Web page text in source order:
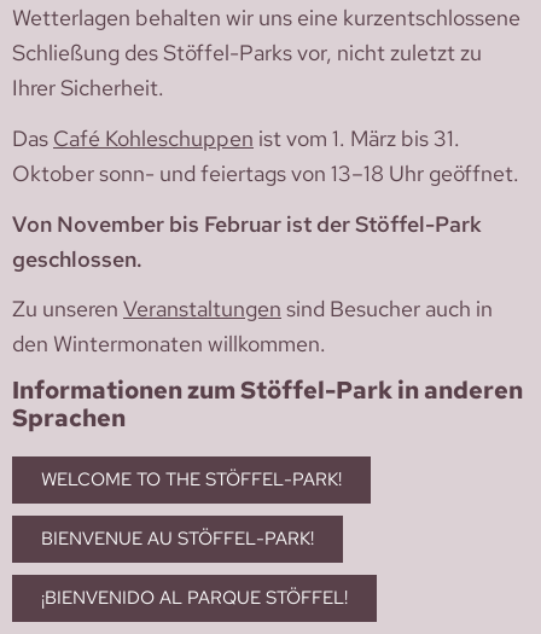
Wetterlagen behalten wir uns eine kurzentschlossene
Schließung des Stöffel-Parks vor, nicht zuletzt zu
Ihrer Sicherheit.
Das Café Kohleschuppen ist vom 1. März bis 31.
Oktober sonn- und feiertags von 13–18 Uhr geöffnet.
Von November bis Februar ist der Stöffel-Park
geschlossen.
Zu unseren Veranstaltungen sind Besucher auch in
den Wintermonaten willkommen.
Informationen zum Stöffel-Park in anderen
Sprachen
WELCOME TO THE STÖFFEL-PARK!
BIENVENUE AU STÖFFEL-PARK!
¡BIENVENIDO AL PARQUE STÖFFEL!